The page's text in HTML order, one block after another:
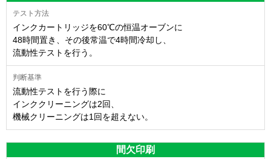
インクカートリッジを60℃の恒温オーブンに
48時間置き、その後常温で4時間冷却し、
流動性テストを行う。
流動性テストを行う際に
インククリーニングは2回、
機械クリーニングは1回を超えない。
間欠印刷